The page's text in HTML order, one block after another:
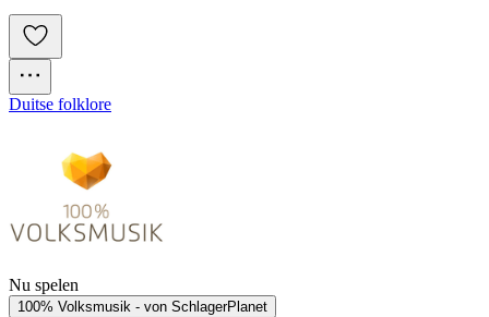
Duitse folklore
Nu spelen
100% Volksmusik - von SchlagerPlanet